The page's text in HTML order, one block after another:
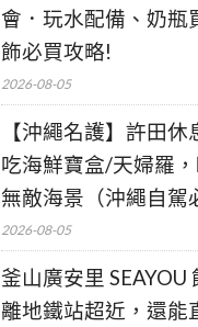
會．玩水配備、奶瓶
飾必買攻略!
2026-08-05
【沖繩名護】許田
吃海鮮寶盒/天婦羅
無敵海景（沖繩自駕
2026-08-05
釜山廣安里 SEAYOU
離地鐵站超近，還能